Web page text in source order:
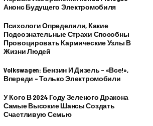
Анонс Будущего Электромобиля
Психологи Определили, Какие
Подсознательные Страхи Способны
Провоцировать Кармические Узлы В
Жизни Людей
Volkswagen: Бензин И Дизель – «все!»,
Впереди – Только Электромобили
У Кого В 2024 Году Зеленого Дракона
Самые Высокие Шансы Создать
Счастливую Семью